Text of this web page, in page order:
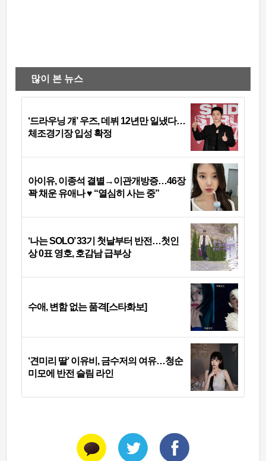
많이 본 뉴스
‘드라우닝 걔’ 우즈, 데뷔 12년만 일냈다…
체조경기장 입성 확정
아이유, 이종석 결별→이관개방증…46장
꽉 채운 유애나 ♥ “열심히 사는 중”
‘나는 SOLO’ 33기 첫날부터 반전…첫인
상 0표 영호, 호감남 급부상
수애, 변함 없는 품격[스타화보]
‘견미리 딸’ 이유비, 금수저의 여유…청순
미모에 반전 슬림 라인